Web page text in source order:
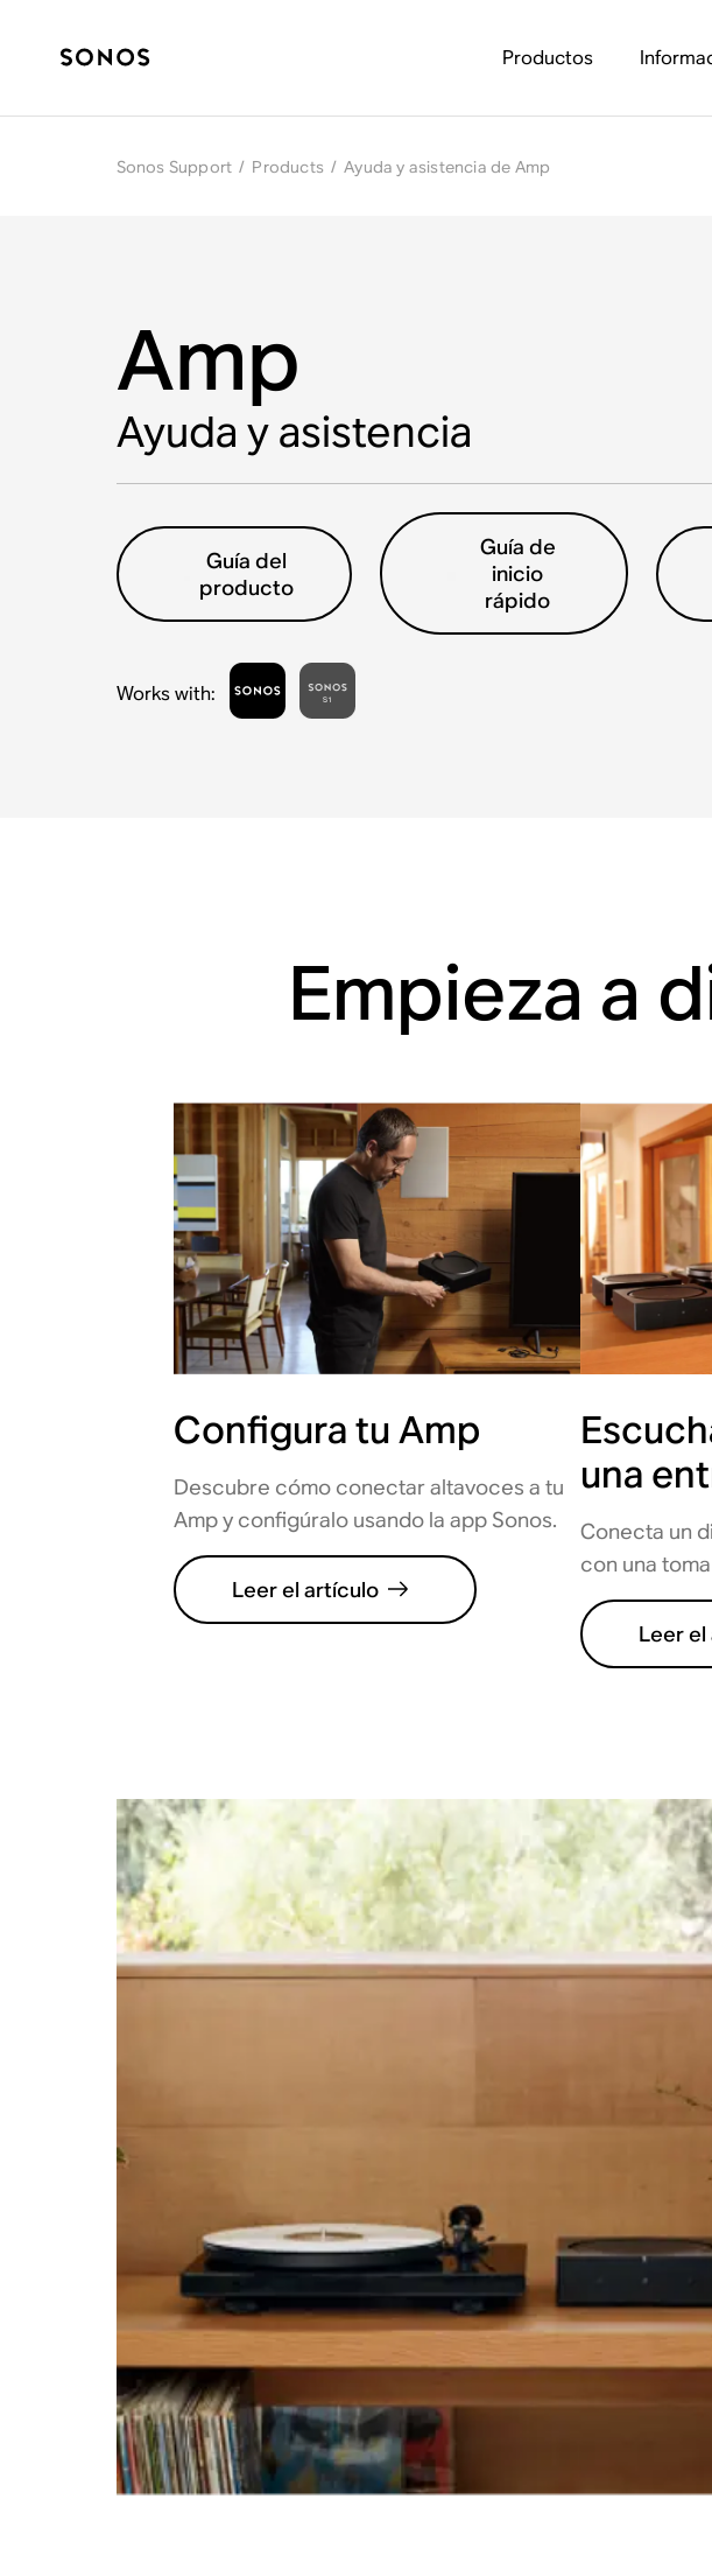
Productos
Sonos Support / Products / Ayuda y asistencia de Amp
Amp
Ayuda y asistencia
Guía del
producto
Guía de
inicio
rápido
Works with:
Empieza a
Configura tu Amp
Descubre cómo conectar altavoces a tu
Amp y configúralo usando la app Sonos.
Leer el artículo
una
Conecta un
con una
Leer